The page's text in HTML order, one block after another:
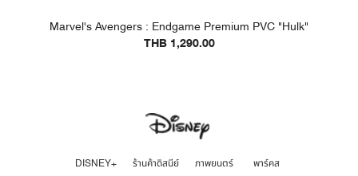
Marvel's Avengers : Endgame Premium PVC "Hulk"
THB 1,290.00
DISNEY+ ร้านค้าดิสนีย์ ภาพยนตร์ พาร์คส